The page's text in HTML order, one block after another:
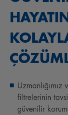
filtrelerinin
güvenilir